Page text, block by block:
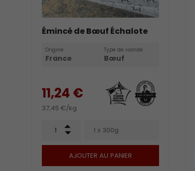
Émincé de Bœuf Échalote
Origine
France
Type de viande
Bœuf
11,24 €
37,45 €/kg
1 x 300g
-
+
AJOUTER AU PANIER